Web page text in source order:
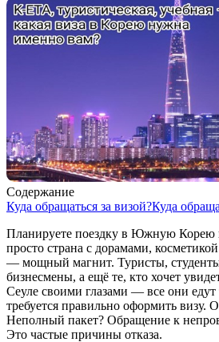
Содержание
Куда обращаться за визой?Куда
Планируете поездку в Южную Корею
просто страна с дорамами,
— мощный магнит. Туристы,
бизнесмены, а ещё те, кто хочет
Сеуле своими глазами — все они едут
требуется правильно оформить визу.
Неполный пакет? Обращение к
Это частые причины отказа.